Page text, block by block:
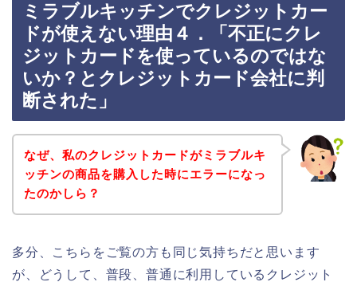
ミラブルキッチンでクレジットカー
ドが使えない理由４．「不正にクレ
ジットカードを使っているのではな
いか？とクレジットカード会社に判
断された」
なぜ、私のクレジットカードがミラブルキ
ッチンの商品を購入した時にエラーになっ
たのかしら？
多分、こちらをご覧の方も同じ気持ちだと思います
が、どうして、普段、普通に利用しているクレジット